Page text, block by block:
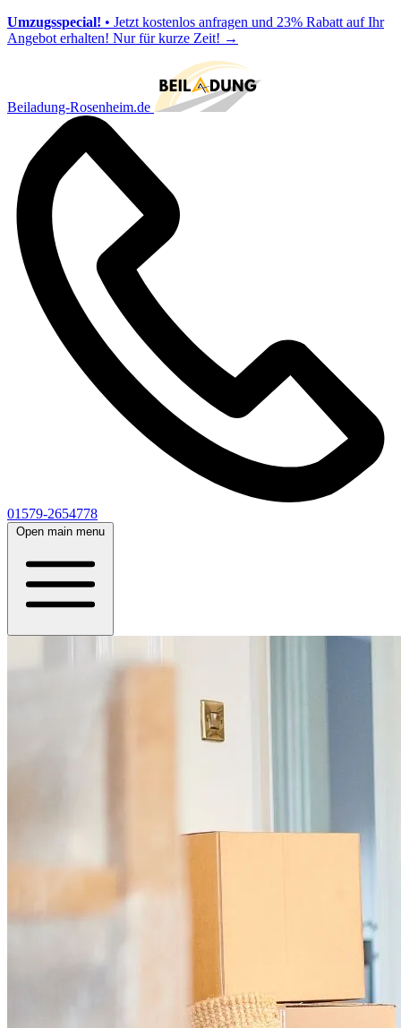
Umzugsspecial! • Jetzt kostenlos anfragen und 23% Rabatt auf Ihr
Angebot erhalten! Nur für kurze Zeit! →
Beiladung-Rosenheim.de
01579-2654778
Open main menu